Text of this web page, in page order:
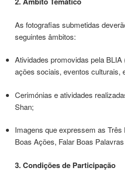
As fotografias submetidas
seguintes âmbitos:
Atividades promovidas pela BLIA
ações sociais, eventos culturais,
Cerimónias e atividades
Shan;
Imagens que expressem as
Boas Ações, Falar Boas
3. Condições de Participação